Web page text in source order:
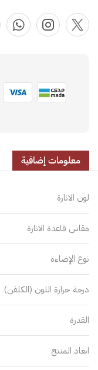
معلومات إضافية
لون الانارة
مقاس قاعدة الانارة
نوع الإضاءة
درجة حرارة اللون (الكلفن)
القدرة
ابعاد المنتج